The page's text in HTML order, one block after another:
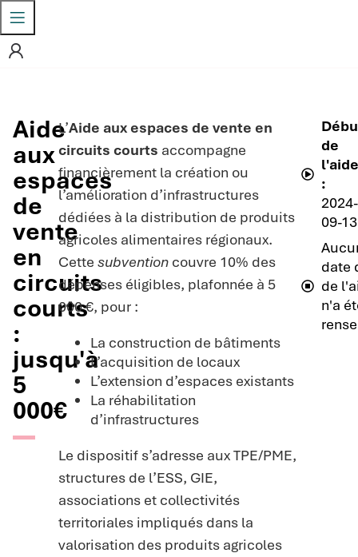
Aide
aux
espaces
de
vente
en
circuits
courts
:
jusqu'à
5
000€
L’Aide aux espaces de vente en
circuits courts accompagne
financièrement la création ou
l’amélioration d’infrastructures
dédiées à la distribution de produits
agricoles alimentaires régionaux.
Cette subventioncouvre 10% des
dépenses éligibles, plafonnée à 5
000 €, pour :
La construction de bâtiments
L’acquisition de locaux
L’extension d’espaces existants
La réhabilitation
d’infrastructures
Le dispositif s’adresse aux TPE/PME,
structures de l’ESS, GIE,
associations et collectivités
territoriales impliqués dans la
valorisation des produits agricoles
de
l'aide
:
2024-
09-13
date
de
n'a